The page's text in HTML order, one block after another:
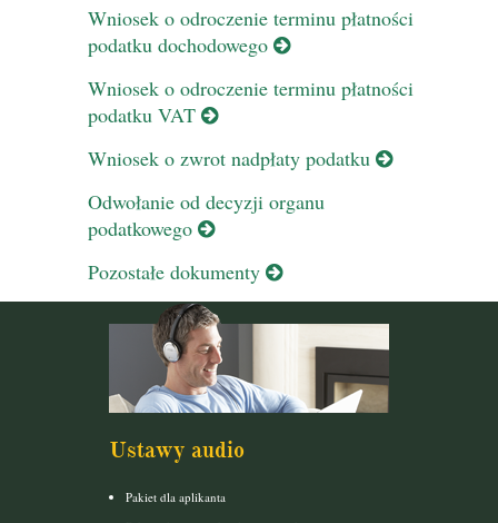
Wniosek o odroczenie terminu płatności
podatku dochodowego
Wniosek o odroczenie terminu płatności
podatku VAT
Wniosek o zwrot nadpłaty podatku
Odwołanie od decyzji organu
podatkowego
Pozostałe dokumenty
Ustawy audio
Pakiet dla aplikanta